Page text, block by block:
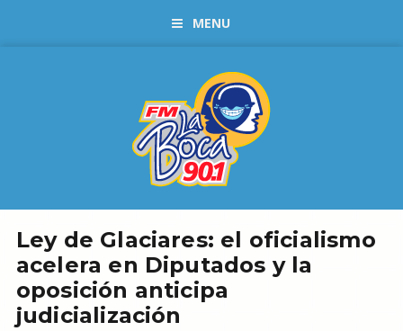
MENU
Ley de Glaciares: el oficialismo
acelera en Diputados y la
oposición anticipa
judicialización